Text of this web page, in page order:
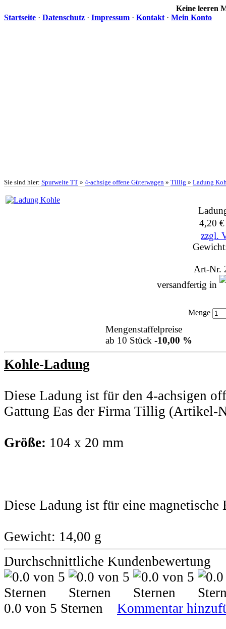
Keine leeren
Startseite · Datenschutz · Impressum · Kontakt · Mein Konto
Sie sind hier: Spurweite TT » 4-achsige offene Güterwagen » Tillig » Ladung
4,20
zzgl.
Art-Nr.
versandfertig in
Menge
Mengenstaffelpreise
ab 10 Stück -10,00 %
Kohle-Ladung
Diese Ladung ist für den 4-achsigen
Gattung Eas der Firma Tillig (Artikel-
Größe: 104 x 20 mm
Diese Ladung ist für eine magnetische
Gewicht: 14,00 g
Durchschnittliche Kundenbewertung
0.0 von 5 Sternen Kommentar